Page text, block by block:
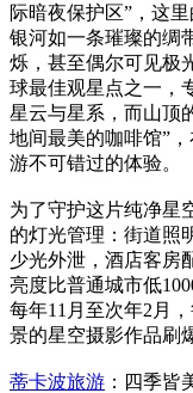
际暗夜保护区”，这
银河如一条璀璨的绸
烁，甚至偶尔可见极
球最佳观星点之一，
星云与星系，而山顶
地间最美的咖啡馆”
游不可错过的体验。
为了守护这片纯净星
的灯光管理：街道照
少光外泄，酒店客房
亮度比普通城市低
每年11月至次年2月
景的星空摄影作品刷
蒂卡波旅游 ：四季皆